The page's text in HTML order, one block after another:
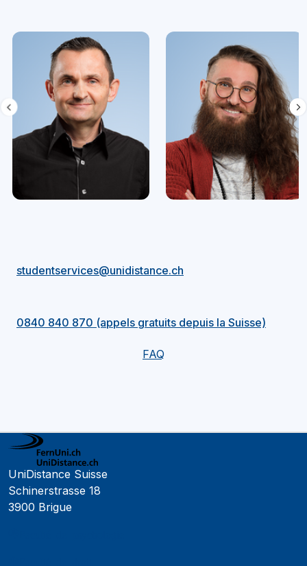
studentservices@unidistance.ch
0840 840 870 (appels gratuits depuis la Suisse)
FAQ
UniDistance Suisse
Schinerstrasse 18
3900 Brigue